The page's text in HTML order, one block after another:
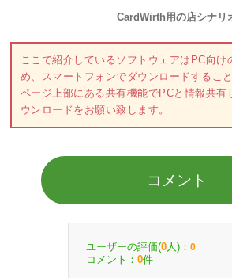
CardWirth用の店シナリ
ここで紹介しているソフトウェアはPC向け
め、スマートフォンでダウンロードするこ
ページ上部にある共有機能でPCと情報共有
ウンロードをお願い致します。
コメント
ユーザーの評価(0 人)： 0
コメント： 0件